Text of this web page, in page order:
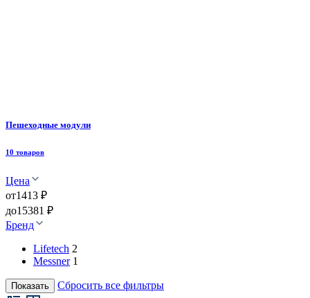
Пешеходные модули
10 товаров
Цена
от1413 ₽
до15381 ₽
Бренд
Lifetech 2
Messner 1
Показать Сбросить все фильтры